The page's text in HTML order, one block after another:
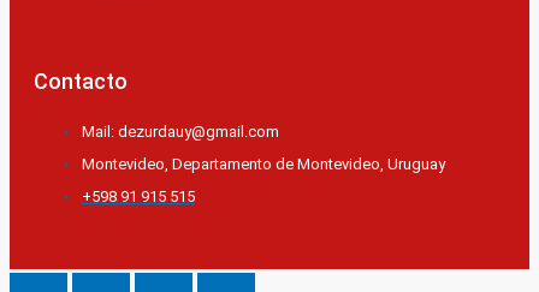
Contacto
Mail: dezurdauy@gmail.com
Montevideo, Departamento de Montevideo, Uruguay
+598 91 915 515